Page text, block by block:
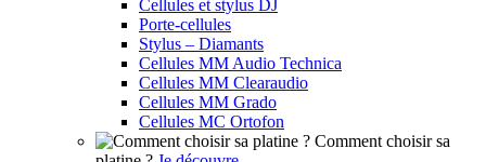
Cellules et stylus DJ
Porte-cellules
Stylus – Diamants
Cellules MM Audio Technica
Cellules MM Clearaudio
Cellules MM Grado
Cellules MC Ortofon
Comment choisir sa